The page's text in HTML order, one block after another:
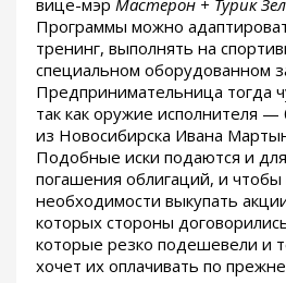
вице-мэр Мастерон + Турик
Программы можно
тренинг, выполнять на
специальном оборудованном
Предпринимательница тогда
так как оружие исполнителя
из Новосибирска Ивана
Подобные иски подаются и
погашения облигаций, и
необходимости выкупать
которых стороны
которые резко подешевели и
хочет их оплачивать по